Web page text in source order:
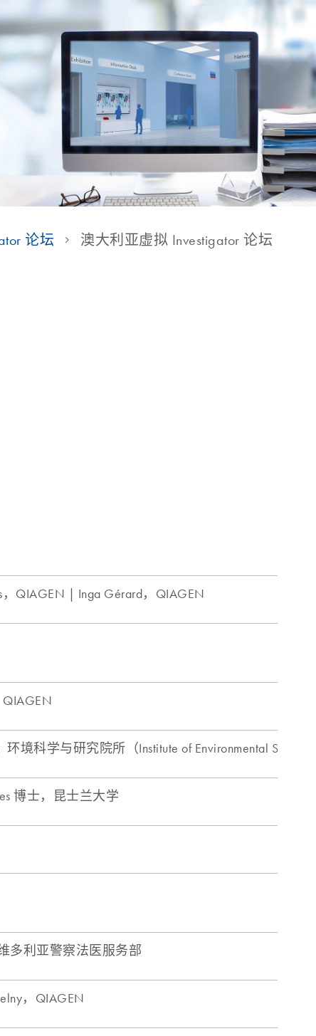
论坛 澳大利亚虚拟 Investigator 论坛